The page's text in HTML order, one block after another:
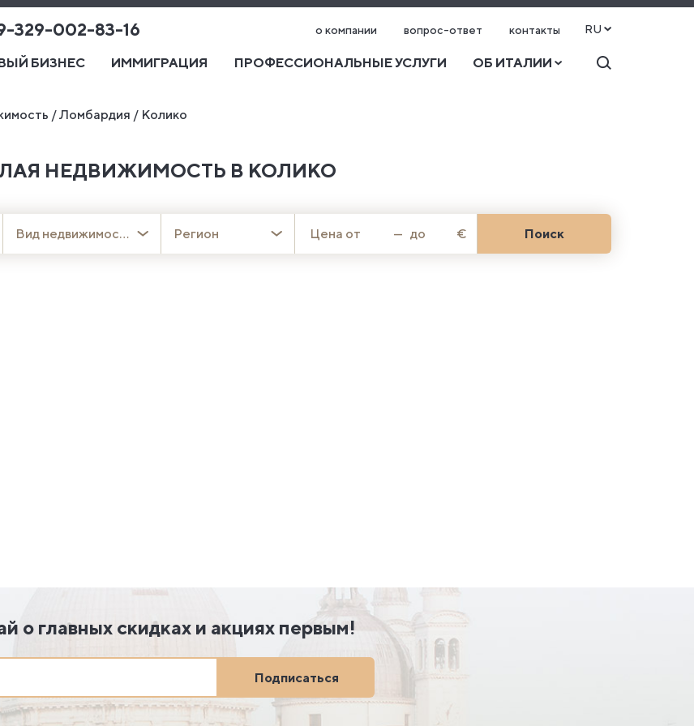
329-002-83-16 о компании вопрос-ответ контакты RU
БИЗНЕС ИММИГРАЦИЯ ПРОФЕССИОНАЛЬНЫЕ УСЛУГИ ОБ ИТАЛИИ
/Ломбардия / Колико
НЕДВИЖИМОСТЬ В КОЛИКО
Вид недвижимости Регион Цена от — до € Поиск
о главных скидках и акциях первым!
Подписаться